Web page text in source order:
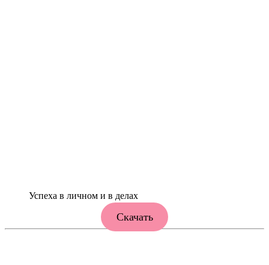
Успеха в личном и в делах
Скачать